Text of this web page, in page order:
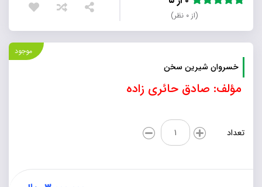
(از ۰ نظر)
موجود
خسروان شیرین سخن
مؤلف: صادق حائری زاده
تعداد
خسروان
شیرین
سخن